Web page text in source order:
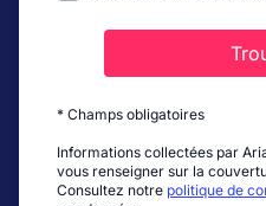
* Champs obligatoires
Informations collectées par
vous renseigner sur la
Consultez notre politique de